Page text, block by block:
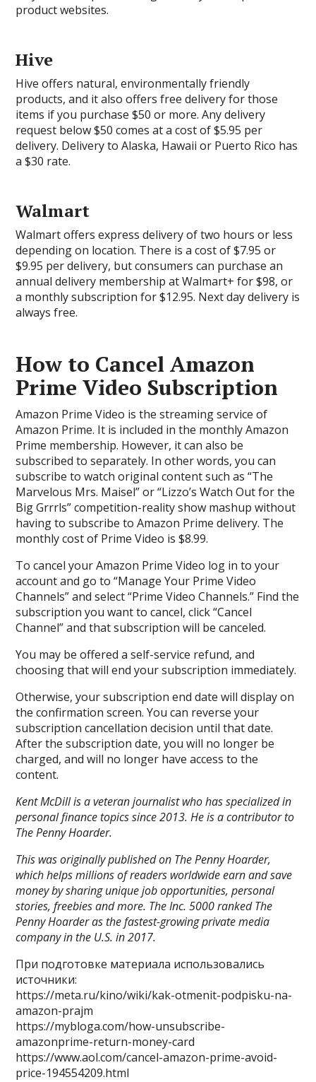
product websites.
Hive
Hive offers natural, environmentally friendly
products, and it also offers free delivery for those
items if you purchase $50 or more. Any delivery
request below $50 comes at a cost of $5.95 per
delivery. Delivery to Alaska, Hawaii or Puerto Rico has
a $30 rate.
Walmart
Walmart offers express delivery of two hours or less
depending on location. There is a cost of $7.95 or
$9.95 per delivery, but consumers can purchase an
annual delivery membership at Walmart+ for $98, or
a monthly subscription for $12.95. Next day delivery is
always free.
How to Cancel Amazon
Prime Video Subscription
Amazon Prime Video is the streaming service of
Amazon Prime. It is included in the monthly Amazon
Prime membership. However, it can also be
subscribed to separately. In other words, you can
subscribe to watch original content such as “The
Marvelous Mrs. Maisel” or “Lizzo’s Watch Out for the
Big Grrrls” competition-reality show mashup without
having to subscribe to Amazon Prime delivery. The
monthly cost of Prime Video is $8.99.
To cancel your Amazon Prime Video log in to your
account and go to “Manage Your Prime Video
Channels” and select “Prime Video Channels.” Find the
subscription you want to cancel, click “Cancel
Channel” and that subscription will be canceled.
You may be offered a self-service refund, and
choosing that will end your subscription immediately.
Otherwise, your subscription end date will display on
the confirmation screen. You can reverse your
subscription cancellation decision until that date.
After the subscription date, you will no longer be
charged, and will no longer have access to the
content.
Kent McDill is a veteran journalist who has specialized in
personal finance topics since 2013. He is a contributor to
The Penny Hoarder.
This was originally published on The Penny Hoarder,
which helps millions of readers worldwide earn and save
money by sharing unique job opportunities, personal
stories, freebies and more. The Inc. 5000 ranked The
Penny Hoarder as the fastest-growing private media
company in the U.S. in 2017.
При подготовке материала использовались
источники:
https://meta.ru/kino/wiki/kak-otmenit-podpisku-na-
amazon-prajm
https://mybloga.com/how-unsubscribe-
amazonprime-return-money-card
https://www.aol.com/cancel-amazon-prime-avoid-
price-194554209.html